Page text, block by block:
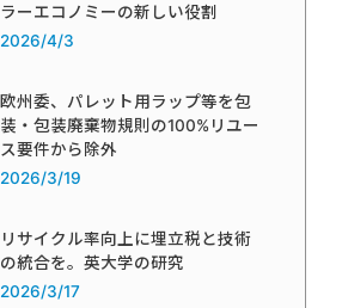
ラーエコノミーの新しい役割
2026/4/3
欧州委、パレット用ラップ等を包
装・包装廃棄物規則の100%リユー
ス要件から除外
2026/3/19
リサイクル率向上に埋立税と技術
の統合を。英大学の研究
2026/3/17